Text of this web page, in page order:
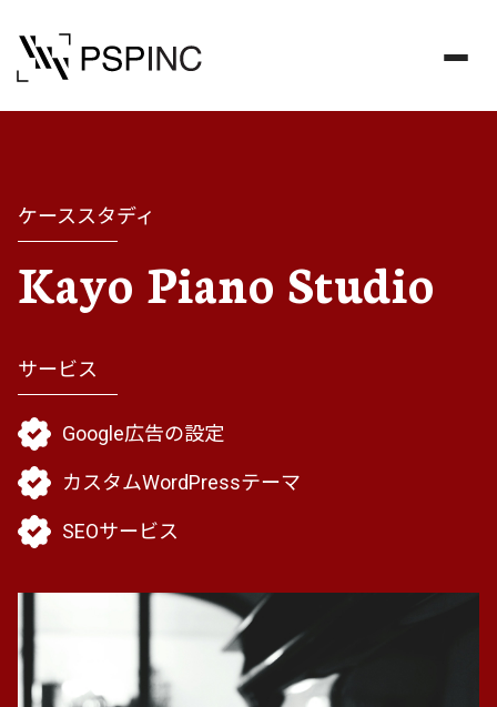
ケーススタディ
Kayo Piano Studio
サービス
Google広告の設定
カスタムWordPressテーマ
SEOサービス